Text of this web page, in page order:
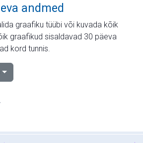
andmed
graafiku tüübi või kuvada kõik
graafikud sisaldavad 30 päeva
kord tunnis.